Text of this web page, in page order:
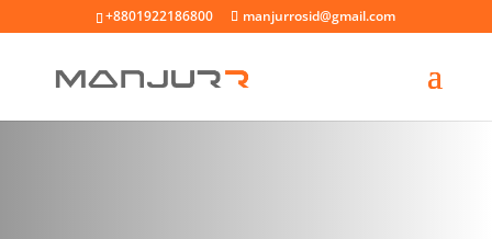
+8801922186800 manjurrosid@gmail.com